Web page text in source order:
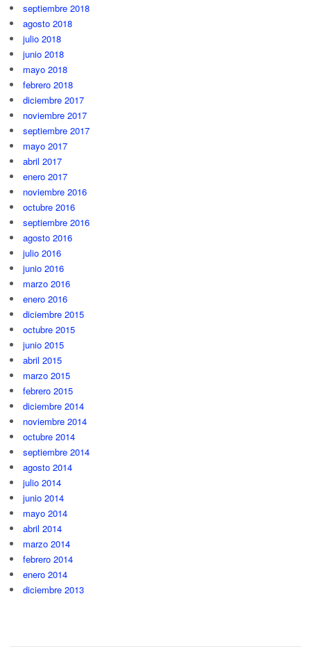
septiembre 2018
agosto 2018
julio 2018
junio 2018
mayo 2018
febrero 2018
diciembre 2017
noviembre 2017
septiembre 2017
mayo 2017
abril 2017
enero 2017
noviembre 2016
octubre 2016
septiembre 2016
agosto 2016
julio 2016
junio 2016
marzo 2016
enero 2016
diciembre 2015
octubre 2015
junio 2015
abril 2015
marzo 2015
febrero 2015
diciembre 2014
noviembre 2014
octubre 2014
septiembre 2014
agosto 2014
julio 2014
junio 2014
mayo 2014
abril 2014
marzo 2014
febrero 2014
enero 2014
diciembre 2013